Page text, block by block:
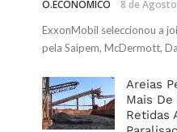
O.ECONOMICO 8 de
ExxonMobil seleccionou a
pela Saipem, McDermott,
Areias
Mais De
Retidas